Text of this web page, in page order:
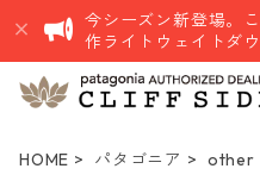
今シーズン新登場。
作ライトウェイトダ
HOME パタゴニア other